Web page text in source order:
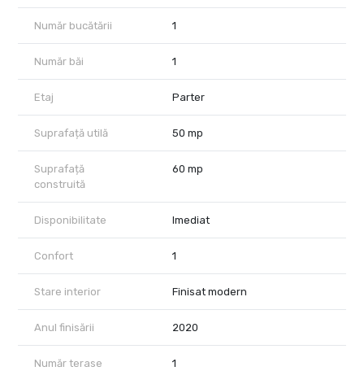
Număr bucătării 1
Număr băi 1
Etaj Parter
Suprafață utilă 50 mp
Suprafață
construită
60 mp
Disponibilitate Imediat
Confort 1
Stare interior Finisat modern
Anul finisării 2020
Număr terase 1